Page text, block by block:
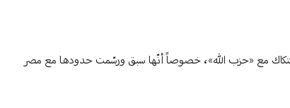
مع «حزب الله»، خصوصاً أنّها سبق ورسّمت حدودها مع مصر